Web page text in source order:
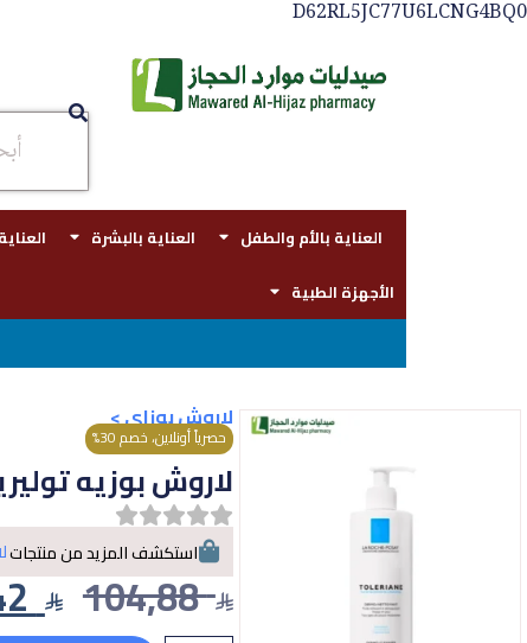
D62RL5JC77U6LCNG4BQ0
العناية بالأم والطفل العناية بالبشرة
الأجهزة الطبية
توصيل مجاني بجدة للطلبات فوق قيمه ال
لاروش بوزاي>
حصرياً أونلاين، خصم 30%
لاروش بوزيه
استكشف المزيد من منتجات
104,88